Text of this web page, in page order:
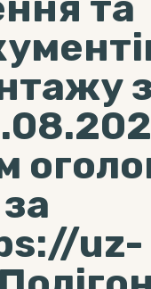
з
uz-